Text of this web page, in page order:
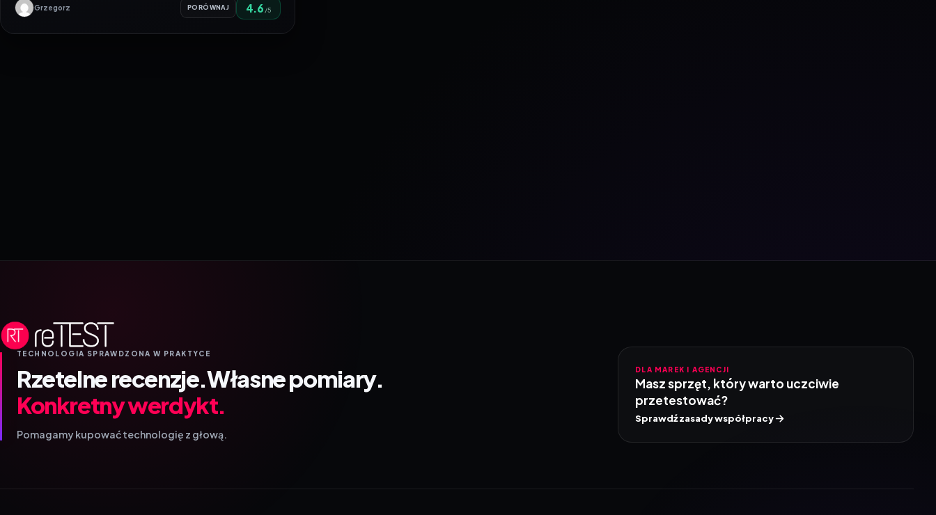
Grzegorz PORÓWNAJ 4.6 /5
TECHNOLOGIA SPRAWDZONA W PRAKTYCE
Rzetelne recenzje.Własne pomiary.
Konkretny werdykt.
Pomagamy kupować technologię z głową.
DLA MAREK I AGENCJI
Masz sprzęt, który warto uczciwie
przetestować?
Sprawdź zasady współpracy